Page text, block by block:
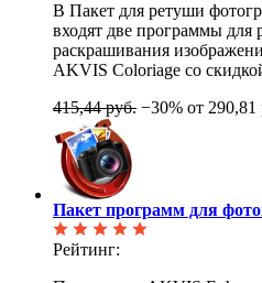
В Пакет для ретуши
входят две программы для
раскрашивания
AKVIS Coloriage со
415,44 руб. −30% от 290,81
Пакет программ для
Рейтинг: